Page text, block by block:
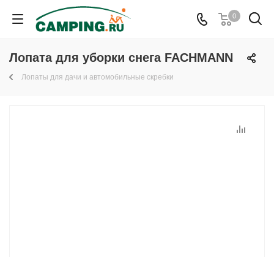
0
Лопата для уборки снега FACHMANN
Лопаты для дачи и автомобильные скребки